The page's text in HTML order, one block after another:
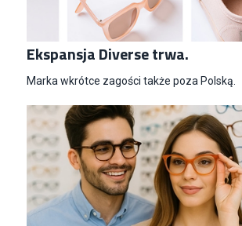
Ekspansja Diverse trwa.
Marka wkrótce zagości także poza Polską.